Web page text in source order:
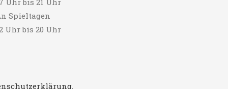
Uhr bis 21 Uhr
Spieltagen
Uhr bis 20 Uhr